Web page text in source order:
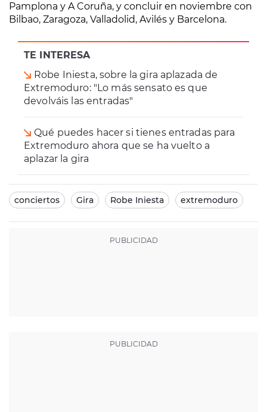
TE INTERESA
Robe Iniesta, sobre la gira aplazada de
Extremoduro: "Lo más sensato es que
devolváis las entradas"
Qué puedes hacer si tienes entradas para
Extremoduro ahora que se ha vuelto a
aplazar la gira
Pamplona y A Coruña, y concluir en noviembre con
Bilbao, Zaragoza, Valladolid, Avilés y Barcelona.
conciertos Gira Robe Iniesta extremoduro